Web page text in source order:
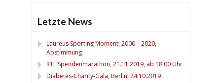
Letzte News
Laureus Sporting Moment, 2000 – 2020,
Abstimmung
RTL Spendenmarathon, 21.11.2019, ab 18:00 Uhr
Diabetes-Charity-Gala, Berlin, 24.10.2019